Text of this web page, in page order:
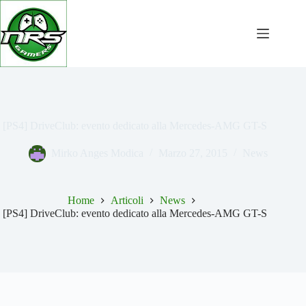
Salta
contenuto
Home Articoli
News
[PS4] DriveClub: evento dedicato alla Mercedes-AMG GT-S